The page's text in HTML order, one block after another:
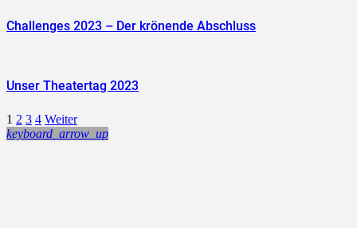
Challenges 2023 – Der krönende Abschluss
Unser Theatertag 2023
1 2 3 4 Weiter
keyboard_arrow_up